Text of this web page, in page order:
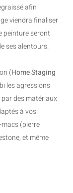
afin
viendra finaliser
peinture seront
ses alentours.
(Home Staging
les agressions
des matériaux
à vos
(pierre
et même